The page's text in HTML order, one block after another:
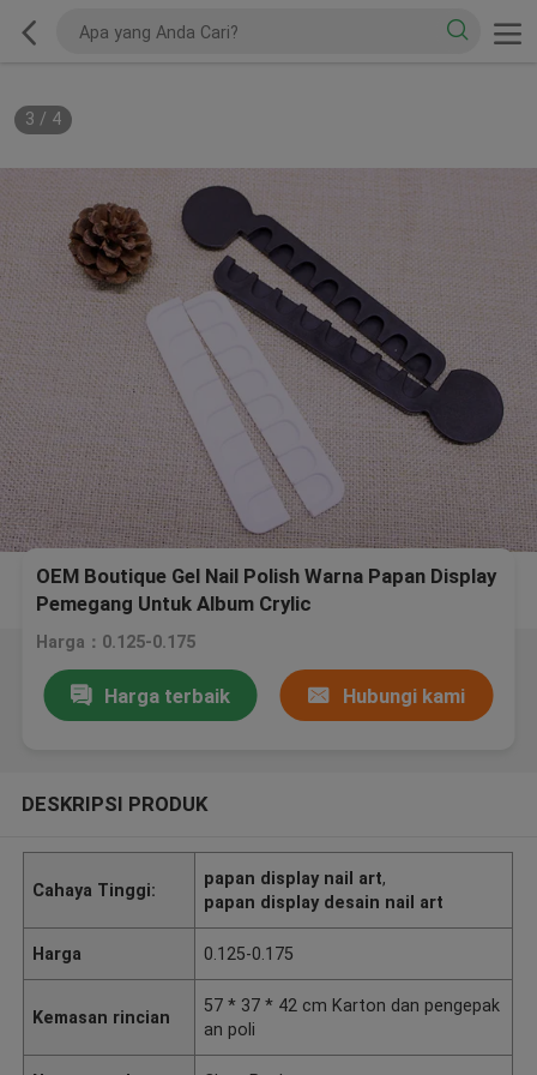
3 / 4
OEM Boutique Gel Nail Polish Warna Papan Display
Pemegang Untuk Album Crylic
Harga：0.125-0.175
Harga terbaik Hubungi kami
DESKRIPSI PRODUK
Cahaya Tinggi:
papan display nail art,
papan display desain nail art
Harga 0.125-0.175
Kemasan rincian
57 * 37 * 42 cm Karton dan pengepak
an poli